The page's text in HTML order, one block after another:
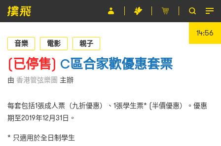
節目
主辦單位
關於撲飛
條款及細則
EN
14:56
音樂 電影 親子
(已停售) C區合家歡優惠套票
由 香港管弦樂團 主辦
每套包括1張成人票（九折優惠）、1張學生票* (半價優惠）。優惠
期至2019年12月31日。
* 只適用於全日制學生